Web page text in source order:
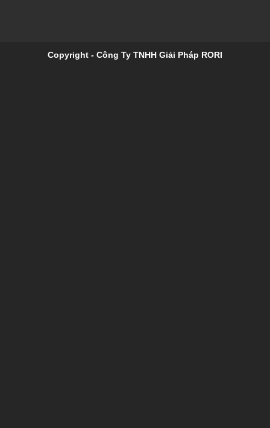
Copyright - Công Ty TNHH Giải Pháp RORI